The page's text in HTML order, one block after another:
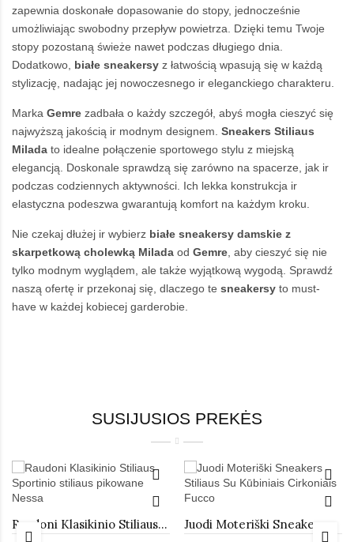
zapewnia doskonałe dopasowanie do stopy, jednocześnie
umożliwiając swobodny przepływ powietrza. Dzięki temu Twoje
stopy pozostaną świeże nawet podczas długiego dnia.
Dodatkowo, białe sneakersy z łatwością wpasują się w każdą
stylizację, nadając jej nowoczesnego ir eleganckiego charakteru.
Marka Gemre zadbała o każdy szczegół, abyś mogła cieszyć się
najwyższą jakością ir modnym designem. Sneakers Stiliaus
Milada to idealne połączenie sportowego stylu z miejską
elegancją. Doskonale sprawdzą się zarówno na spacerze, jak ir
podczas codziennych aktywności. Ich lekka konstrukcja ir
elastyczna podeszwa gwarantują komfort na każdym kroku.
Nie czekaj dłużej ir wybierz białe sneakersy damskie z
skarpetkową cholewką Milada od Gemre, aby cieszyć się nie
tylko modnym wyglądem, ale także wyjątkową wygodą. Sprawdź
naszą ofertę ir przekonaj się, dlaczego te sneakersy to must-
have w każdej kobiecej garderobie.
SUSIJUSIOS PREKĖS
Raudoni Klasikinio Stiliaus Sportinio stiliaus pikowane Nessa